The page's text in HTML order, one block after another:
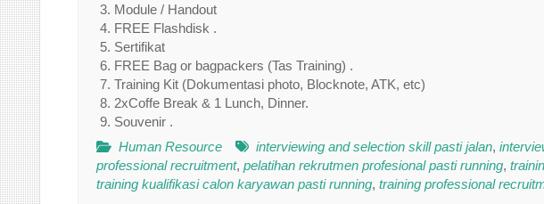
Module / Handout
FREE Flashdisk .
Sertifikat
FREE Bag or bagpackers (Tas Training) .
Training Kit (Dokumentasi photo, Blocknote, ATK, etc)
2xCoffe Break & 1 Lunch, Dinner.
Souvenir .
Human Resource
interviewing and selection skill pasti jalan,
professional recruitment, pelatihan rekrutmen profesional pasti running,
training kualifikasi calon karyawan pasti running, training professional